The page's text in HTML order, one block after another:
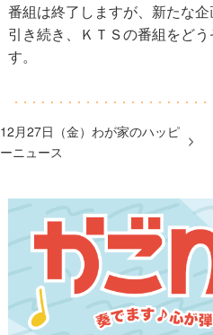
番組は終了しますが、新たな企
引き続き、ＫＴＳの番組をど
す。
12月27日（金）わが家のハッピ
ーニュース